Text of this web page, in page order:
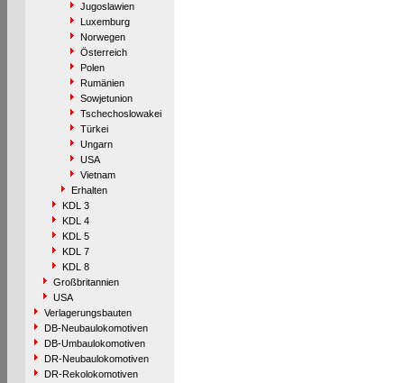
Jugoslawien
Luxemburg
Norwegen
Österreich
Polen
Rumänien
Sowjetunion
Tschechoslowakei
Türkei
Ungarn
USA
Vietnam
Erhalten
KDL 3
KDL 4
KDL 5
KDL 7
KDL 8
Großbritannien
USA
Verlagerungsbauten
DB-Neubaulokomotiven
DB-Umbaulokomotiven
DR-Neubaulokomotiven
DR-Rekolokomotiven